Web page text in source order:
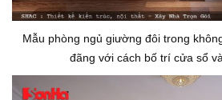
Mẫu phòng ngủ giường đôi trong
đãng với cách bố trí cửa sổ